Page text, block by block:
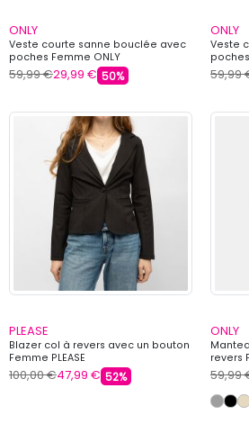
ONLY
Veste courte sanne bouclée avec
poches Femme ONLY
59,99 €29,99 € 50%
ONLY
Veste
59,99
PLEASE
Blazer col à revers avec un bouton
Femme PLEASE
100,00 €47,99 € 52%
ONLY
revers
59,99